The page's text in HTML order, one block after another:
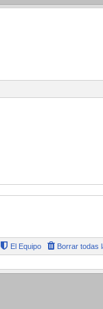
Borrar todas
El Equipo